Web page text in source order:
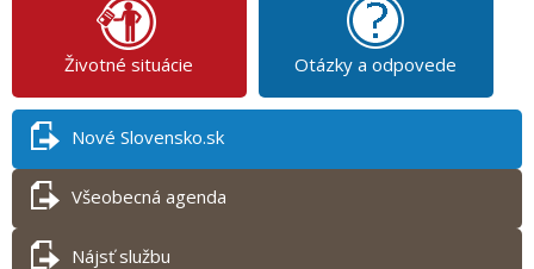
Životné situácie Otázky a odpovede
Nové Slovensko.sk
Všeobecná agenda
Nájsť službu